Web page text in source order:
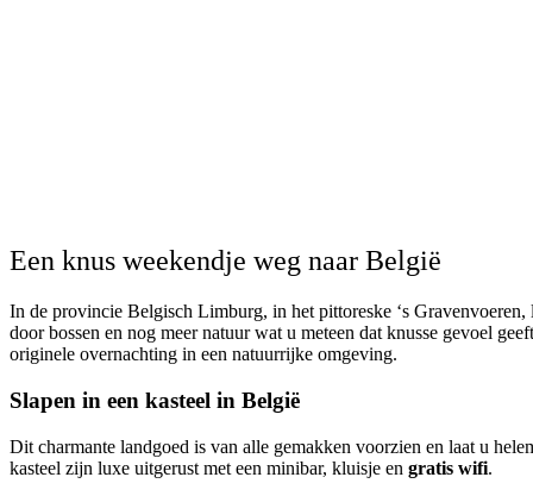
Een knus weekendje weg naar België
In de provincie Belgisch Limburg, in het pittoreske ‘s
door bossen en nog meer natuur wat u meteen dat knusse gevoel
originele overnachting in een natuurrijke omgeving.
Slapen in een kasteel in België
Dit charmante landgoed is van alle gemakken voorzien en laat u
kasteel zijn luxe uitgerust met een minibar, kluisje en gratis wifi.